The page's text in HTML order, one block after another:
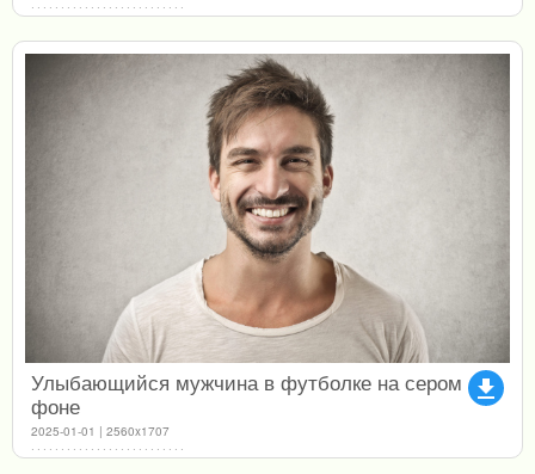
file_download
Улыбающийся мужчина в футболке на сером
фоне
2025-01-01 | 2560x1707